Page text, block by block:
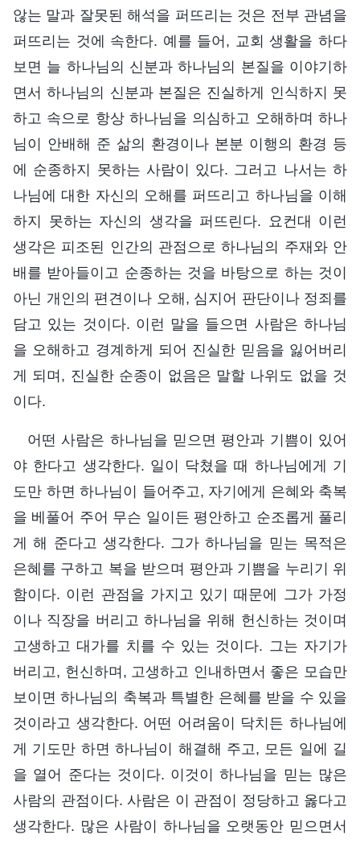
않는 말과 잘못된 해석을 퍼뜨리는 것은 전부 관념을
퍼뜨리는 것에 속한다. 예를 들어, 교회 생활을 하다
보면 늘 하나님의 신분과 하나님의 본질을 이야기하
면서 하나님의 신분과 본질은 진실하게 인식하지 못
하고 속으로 항상 하나님을 의심하고 오해하며 하나
님이 안배해 준 삶의 환경이나 본분 이행의 환경 등
에 순종하지 못하는 사람이 있다. 그러고 나서는 하
나님에 대한 자신의 오해를 퍼뜨리고 하나님을 이해
하지 못하는 자신의 생각을 퍼뜨린다. 요컨대 이런
생각은 피조된 인간의 관점으로 하나님의 주재와 안
배를 받아들이고 순종하는 것을 바탕으로 하는 것이
아닌 개인의 편견이나 오해, 심지어 판단이나 정죄를
담고 있는 것이다. 이런 말을 들으면 사람은 하나님
을 오해하고 경계하게 되어 진실한 믿음을 잃어버리
게 되며, 진실한 순종이 없음은 말할 나위도 없을 것
이다.
어떤 사람은 하나님을 믿으면 평안과 기쁨이 있어
야 한다고 생각한다. 일이 닥쳤을 때 하나님에게 기
도만 하면 하나님이 들어주고, 자기에게 은혜와 축복
을 베풀어 주어 무슨 일이든 평안하고 순조롭게 풀리
게 해 준다고 생각한다. 그가 하나님을 믿는 목적은
은혜를 구하고 복을 받으며 평안과 기쁨을 누리기 위
함이다. 이런 관점을 가지고 있기 때문에 그가 가정
이나 직장을 버리고 하나님을 위해 헌신하는 것이며
고생하고 대가를 치를 수 있는 것이다. 그는 자기가
버리고, 헌신하며, 고생하고 인내하면서 좋은 모습만
보이면 하나님의 축복과 특별한 은혜를 받을 수 있을
것이라고 생각한다. 어떤 어려움이 닥치든 하나님에
게 기도만 하면 하나님이 해결해 주고, 모든 일에 길
을 열어 준다는 것이다. 이것이 하나님을 믿는 많은
사람의 관점이다. 사람은 이 관점이 정당하고 옳다고
생각한다. 많은 사람이 하나님을 오랫동안 믿으면서